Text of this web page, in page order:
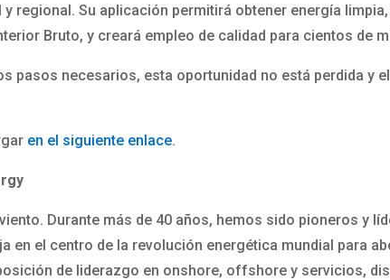
regional. Su aplicación permitirá obtener energía
Bruto, y creará empleo de calidad para cientos de
pasos necesarios, esta oportunidad no está perdida y
en el siguiente enlace.
Durante más de 40 años, hemos sido pioneros y
en el centro de la revolución energética mundial para
de liderazgo en onshore, offshore y servicios,